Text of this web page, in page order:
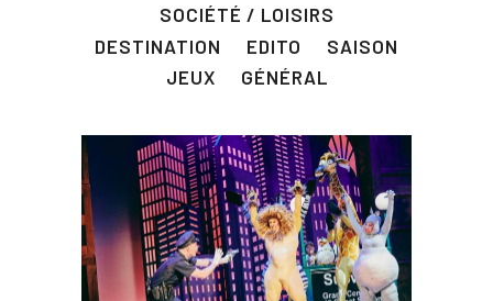
SOCIÉTÉ / LOISIRS
DESTINATION
EDITO
SAISON
JEUX
GÉNÉRAL